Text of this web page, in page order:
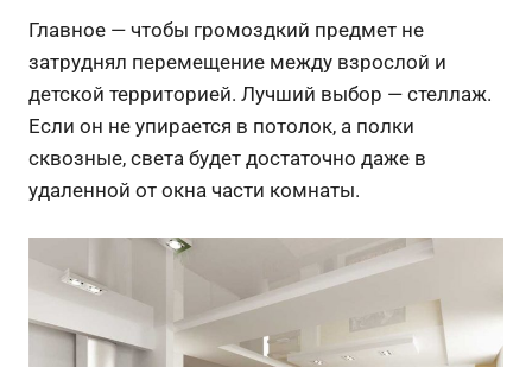
Главное — чтобы громоздкий предмет не
затруднял перемещение между взрослой и
детской территорией. Лучший выбор — стеллаж.
Если он не упирается в потолок, а полки
сквозные, света будет достаточно даже в
удаленной от окна части комнаты.